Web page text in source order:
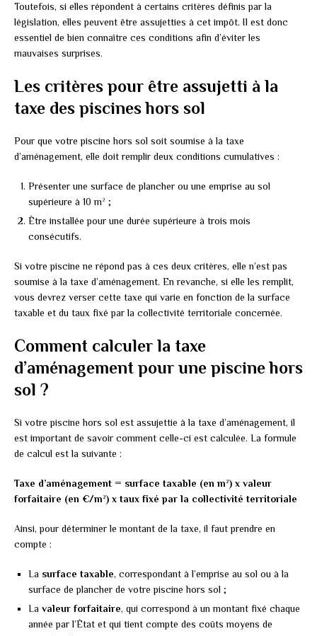
Toutefois, si elles répondent à certains critères définis par la
législation, elles peuvent être assujetties à cet impôt. Il est donc
essentiel de bien connaître ces conditions afin d’éviter les
mauvaises surprises.
Les critères pour être assujetti à la
taxe des piscines hors sol
Pour que votre piscine hors sol soit soumise à la taxe
d’aménagement, elle doit remplir deux conditions cumulatives :
Présenter une surface de plancher ou une emprise au sol
supérieure à 10 m² ;
Être installée pour une durée supérieure à trois mois
consécutifs.
Si votre piscine ne répond pas à ces deux critères, elle n’est pas
soumise à la taxe d’aménagement. En revanche, si elle les remplit,
vous devrez verser cette taxe qui varie en fonction de la surface
taxable et du taux fixé par la collectivité territoriale concernée.
Comment calculer la taxe
d’aménagement pour une piscine hors
sol ?
Si votre piscine hors sol est assujettie à la taxe d’aménagement, il
est important de savoir comment celle-ci est calculée. La formule
de calcul est la suivante :
Taxe d’aménagement = surface taxable (en m²) x valeur
forfaitaire (en €/m²) x taux fixé par la collectivité territoriale
Ainsi, pour déterminer le montant de la taxe, il faut prendre en
compte :
La surface taxable, correspondant à l’emprise au sol ou à la
surface de plancher de votre piscine hors sol ;
La valeur forfaitaire, qui correspond à un montant fixé chaque
année par l’État et qui tient compte des coûts moyens de